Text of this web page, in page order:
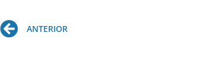
Prev
ANTERIOR